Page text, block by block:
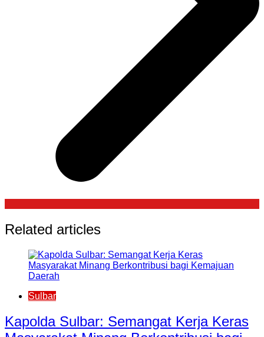
Related articles
Sulbar
Kapolda Sulbar: Semangat Kerja Keras